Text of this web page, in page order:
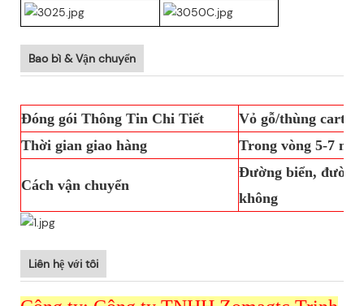
Bao bì & Vận chuyển
Đóng gói Thông Tin Chi Tiết
Vỏ gỗ/thùng carton
Thời gian giao hàng
Trong vòng 5-7
Cách vận chuyển
Đường biển, đường
không
Liên hệ với tôi